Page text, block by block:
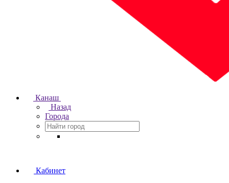
Канаш
Назад
Города
Кабинет